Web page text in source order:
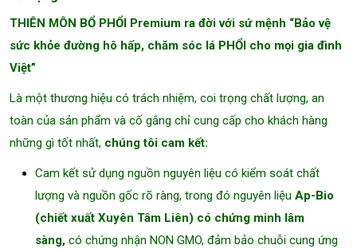
THIÊN MÔN BỔ PHỔI Premium ra đời với sứ mệnh “Bảo vệ
sức khỏe đường hô hấp, chăm sóc lá PHỔI cho mọi gia đình
Việt”
Là một thương hiệu có trách nhiệm, coi trọng chất lượng, an
toàn của sản phẩm và cố gắng chỉ cung cấp cho khách hàng
những gì tốt nhất, chúng tôi cam kết:
Cam kết sử dụng nguồn nguyên liệu có kiểm soát chất
lượng và nguồn gốc rõ ràng, trong đó nguyên liệu Ap-Bio
(chiết xuất Xuyên Tâm Liên) có chứng minh lâm
sàng, có chứng nhận NON GMO, đảm bảo chuỗi cung ứng